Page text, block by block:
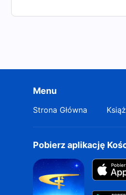
Menu
Strona Główna
Pobierz aplikację